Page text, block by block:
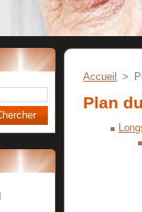
Accueil >
Plan